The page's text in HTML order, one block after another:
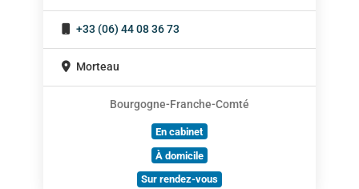
+33 (06) 44 08 36 73
Morteau
Bourgogne-Franche-Comté
En cabinet
À domicile
Sur rendez-vous